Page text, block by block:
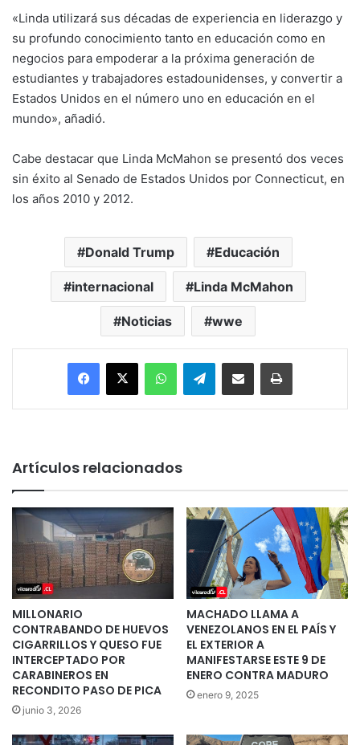
«Linda utilizará sus décadas de experiencia en liderazgo y
su profundo conocimiento tanto en educación como en
negocios para empoderar a la próxima generación de
estudiantes y trabajadores estadounidenses, y convertir a
Estados Unidos en el número uno en educación en el
mundo», añadió.
Cabe destacar que Linda McMahon se presentó dos veces
sin éxito al Senado de Estados Unidos por Connecticut, en
los años 2010 y 2012.
Donald Trump Educación
internacional Linda McMahon
Noticias wwe
Facebook
X WhatsAppTelegramEnviar vía email Imprimir
Artículos relacionados
MILLONARIO
CONTRABANDO DE HUEVOS
CIGARRILLOS Y QUESO FUE
INTERCEPTADO POR
CARABINEROS EN
RECONDITO PASO DE PICA
junio 3, 2026
MACHADO LLAMA A
VENEZOLANOS EN EL PAÍS Y
EL EXTERIOR A
MANIFESTARSE ESTE 9 DE
ENERO CONTRA MADURO
enero 9, 2025